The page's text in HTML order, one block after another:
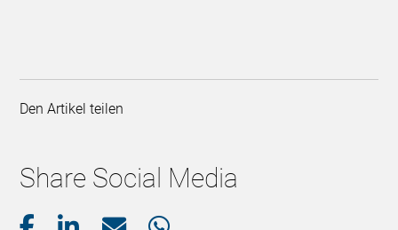
Den Artikel teilen
Share Social Media